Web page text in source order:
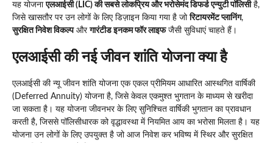
यह योजनाएलआईसी (LIC) की सबसे लोकप्रिय और भरोसेमंद डिफर्ड एन्युटी पॉलिसीहै,
जिसे खासतौर पर उन लोगों के लिए डिज़ाइन किया गया है जोरिटायरमेंट प्लानिंग,
सुरक्षित निवेश विकल्पऔरगारंटीड इनकम फॉर लाइफजैसी सुविधाएं चाहते हैं।
एलआईसी की नई जीवन शांति योजना क्या है
एलआईसी की न्यू जीवन शांति योजना एक एकल प्रीमियम आधारित आस्थगित वार्षिकी
(Deferred Annuity) योजना है, जिसे केवल एकमुश्त भुगतान के माध्यम से खरीदा
जा सकता है। यह योजना जीवनभर के लिए सुनिश्चित वार्षिकी भुगतान का प्रावधान
करती है, जिससे पॉलिसीधारक को वृद्धावस्था में नियमित आय का भरोसा मिलता है। यह
योजना उन लोगों के लिए उपयुक्त है जो आज निवेश कर भविष्य में स्थिर और सुरक्षित